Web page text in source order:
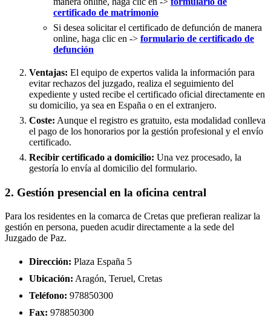
certificado de matrimonio
Si desea solicitar el certificado de defunción de manera
online, haga clic en -> formulario de certificado de
defunción
Ventajas: El equipo de expertos valida la información para
evitar rechazos del juzgado, realiza el seguimiento del
expediente y usted recibe el certificado oficial directamente en
su domicilio, ya sea en España o en el extranjero.
Coste: Aunque el registro es gratuito, esta modalidad conlleva
el pago de los honorarios por la gestión profesional y el envío
certificado.
Recibir certificado a domicilio: Una vez procesado, la
gestoría lo envía al domicilio del formulario.
2. Gestión presencial en la oficina central
Para los residentes en la comarca de Cretas que prefieran realizar la
gestión en persona, pueden acudir directamente a la sede del
Juzgado de Paz.
Dirección: Plaza España 5
Ubicación: Aragón, Teruel, Cretas
Teléfono: 978850300
Fax: 978850300